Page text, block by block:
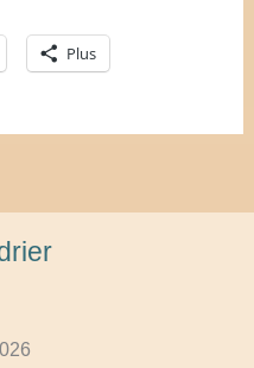
Plus